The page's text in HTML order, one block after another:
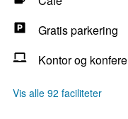
Gratis parkering
Kontor og
Vis alle 92 faciliteter